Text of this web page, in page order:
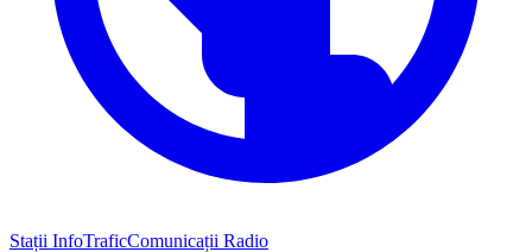
Stații InfoTraficComunicații Radio